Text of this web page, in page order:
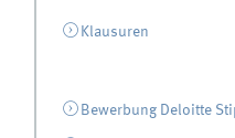
Klausuren
Bewerbung Deloitte